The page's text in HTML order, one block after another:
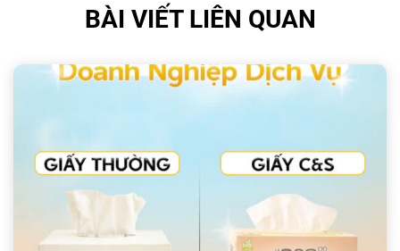
BÀI VIẾT LIÊN QUAN